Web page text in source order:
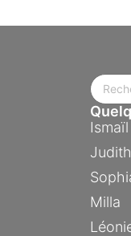
Ismaïl
Judith
Milla